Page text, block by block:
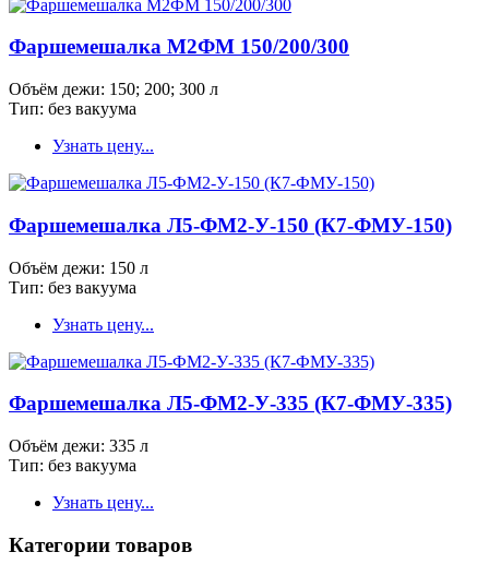
Фаршемешалка М2ФМ 150/200/300
Объём дежи: 150; 200; 300 л
Тип: без вакуума
Узнать цену...
Фаршемешалка Л5-ФМ2-У-150 (К7-ФМУ-150)
Объём дежи: 150 л
Тип: без вакуума
Узнать цену...
Фаршемешалка Л5-ФМ2-У-335 (К7-ФМУ-335)
Объём дежи: 335 л
Тип: без вакуума
Узнать цену...
Категории товаров